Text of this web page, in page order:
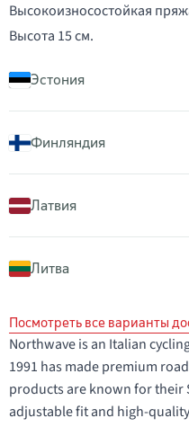
Высокоизносостойкая
Высота 15 см.
Эстония
Финляндия
Латвия
Литва
Посмотреть все варианты
Northwave is an Italian
1991 has made premium
products are known for their
adjustable fit and high-